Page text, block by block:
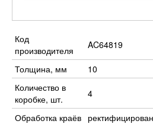
Код
производителя
AC64819
Толщина, мм
10
Количество в
коробке, шт.
4
Обработка краёв